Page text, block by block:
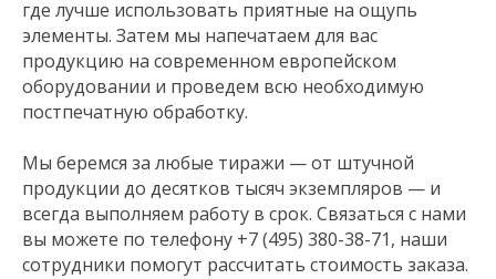
где лучше использовать приятные на ощупь
элементы. Затем мы напечатаем для вас
продукцию на современном европейском
оборудовании и проведем всю необходимую
постпечатную обработку.
Мы беремся за любые тиражи — от штучной
продукции до десятков тысяч экземпляров — и
всегда выполняем работу в срок. Связаться с нами
вы можете по телефону +7 (495) 380-38-71, наши
сотрудники помогут рассчитать стоимость заказа.